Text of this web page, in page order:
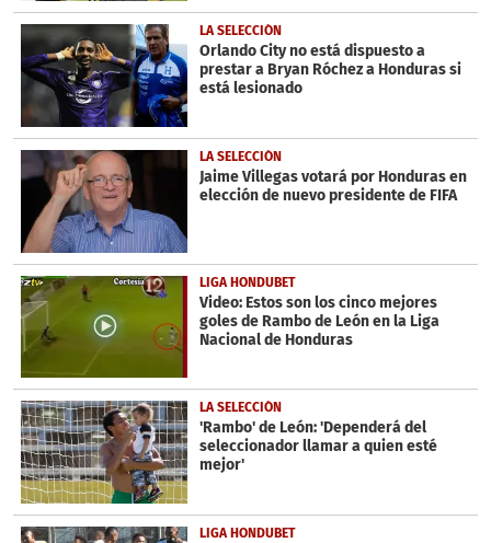
LA SELECCIÓN
Orlando City no está dispuesto a
prestar a Bryan Róchez a Honduras si
está lesionado
LA SELECCIÓN
Jaime Villegas votará por Honduras en
elección de nuevo presidente de FIFA
LIGA HONDUBET
Video: Estos son los cinco mejores
goles de Rambo de León en la Liga
Nacional de Honduras
LA SELECCIÓN
'Rambo' de León: 'Dependerá del
seleccionador llamar a quien esté
mejor'
LIGA HONDUBET